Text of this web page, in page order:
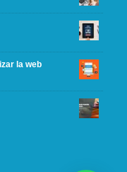
la web